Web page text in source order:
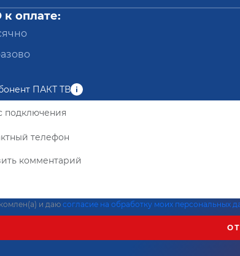
оплате:
ПАКТ ТВ
и даю согласие на обработку моих персональных